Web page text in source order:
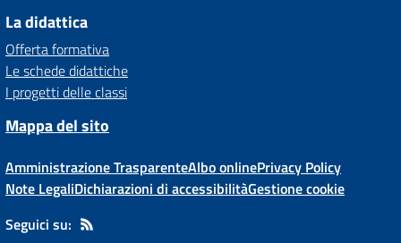
La didattica
Offerta formativa
Le schede didattiche
I progetti delle classi
Mappa del sito
Amministrazione TrasparenteAlbo onlinePrivacy Policy
Note LegaliDichiarazioni di accessibilitàGestione cookie
Seguici su: